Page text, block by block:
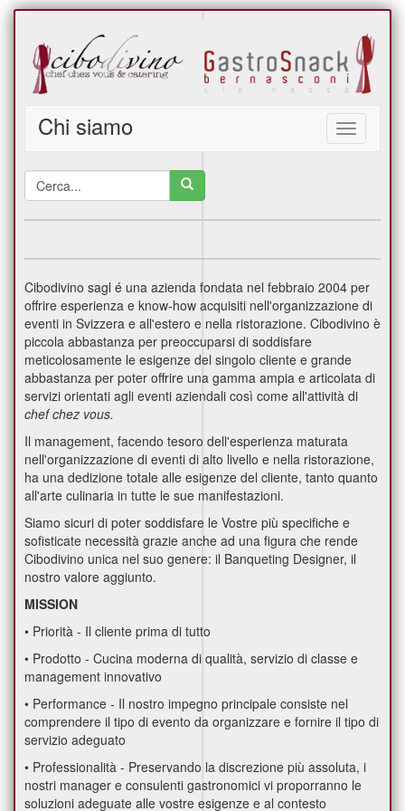
Toggle
navigation
Chi siamo
Cibodivino sagl é una azienda fondata nel febbraio 2004 per
offrire esperienza e know-how acquisiti nell'organizzazione di
eventi in Svizzera e all'estero e nella ristorazione. Cibodivino è
piccola abbastanza per preoccuparsi di soddisfare
meticolosamente le esigenze del singolo cliente e grande
abbastanza per poter offrire una gamma ampia e articolata di
servizi orientati agli eventi aziendali così come all'attività di
chef chez vous.
Il management, facendo tesoro dell'esperienza maturata
nell'organizzazione di eventi di alto livello e nella ristorazione,
ha una dedizione totale alle esigenze del cliente, tanto quanto
all'arte culinaria in tutte le sue manifestazioni.
Siamo sicuri di poter soddisfare le Vostre più specifiche e
sofisticate necessità grazie anche ad una figura che rende
Cibodivino unica nel suo genere: il Banqueting Designer, il
nostro valore aggiunto.
MISSION
• Priorità - Il cliente prima di tutto
• Prodotto - Cucina moderna di qualità, servizio di classe e
management innovativo
• Performance - Il nostro impegno principale consiste nel
comprendere il tipo di evento da organizzare e fornire il tipo di
servizio adeguato
• Professionalità - Preservando la discrezione più assoluta, i
nostri manager e consulenti gastronomici vi proporranno le
soluzioni adeguate alle vostre esigenze e al contesto